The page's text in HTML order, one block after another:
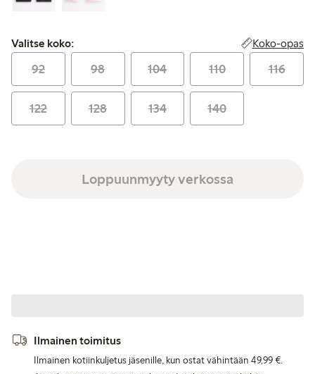
Valitse koko:
Valitse koko: Koko-opas
92 98 104 110 116
122 128 134 140
Loppuunmyyty verkossa
Ilmainen toimitus
Ilmainen kotiinkuljetus jäsenille, kun ostat vähintään 49,99 €.